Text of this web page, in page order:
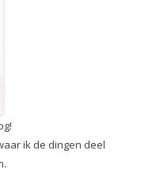
ik de dingen deel